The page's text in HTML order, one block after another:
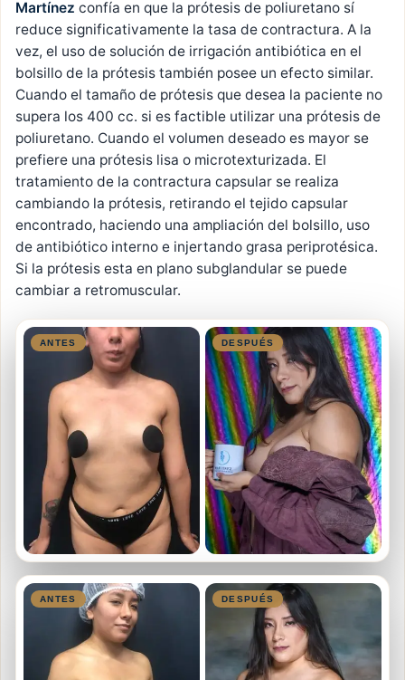
Martínez confía en que la prótesis de poliuretano sí
reduce significativamente la tasa de contractura. A la
vez, el uso de solución de irrigación antibiótica en el
bolsillo de la prótesis también posee un efecto similar.
Cuando el tamaño de prótesis que desea la paciente no
supera los 400 cc. si es factible utilizar una prótesis de
poliuretano. Cuando el volumen deseado es mayor se
prefiere una prótesis lisa o microtexturizada. El
tratamiento de la contractura capsular se realiza
cambiando la prótesis, retirando el tejido capsular
encontrado, haciendo una ampliación del bolsillo, uso
de antibiótico interno e injertando grasa periprotésica.
Si la prótesis esta en plano subglandular se puede
cambiar a retromuscular.